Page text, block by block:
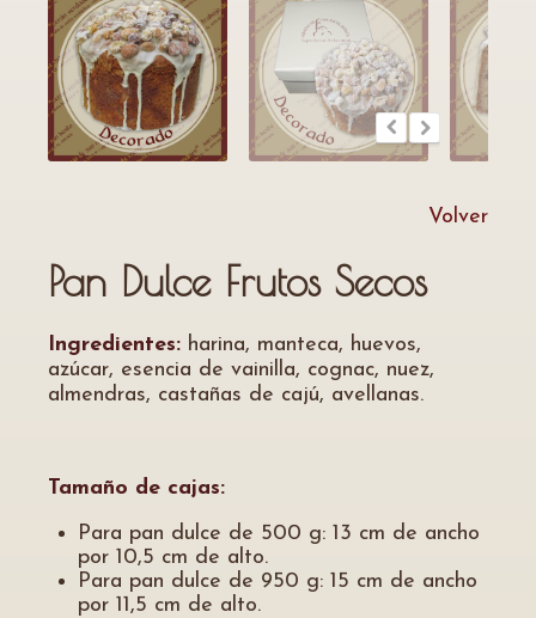
Volver
Pan Dulce Frutos Secos
Ingredientes: harina, manteca, huevos,
azúcar, esencia de vainilla, cognac, nuez,
almendras, castañas de cajú, avellanas.
Tamaño de cajas:
Para pan dulce de 500 g: 13 cm de ancho
por 10,5 cm de alto.
Para pan dulce de 950 g: 15 cm de ancho
por 11,5 cm de alto.